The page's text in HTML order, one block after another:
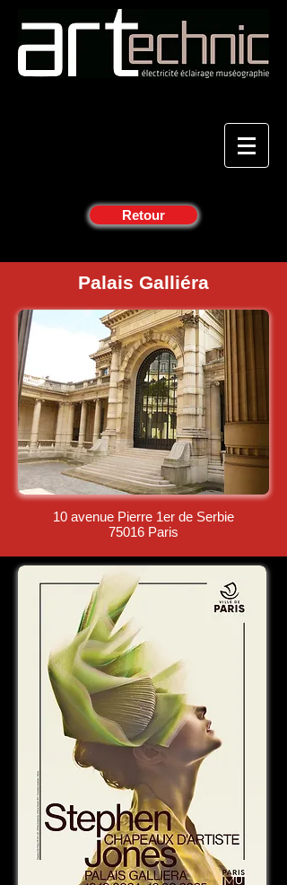
Retour
Palais Galliéra
10 avenue Pierre 1er de Serbie
75016 Paris